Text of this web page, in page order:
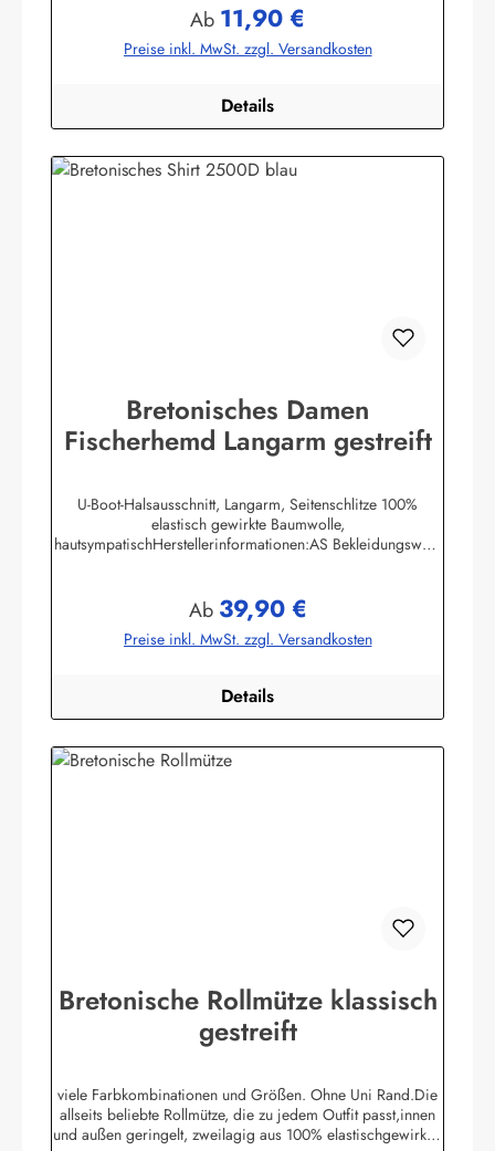
Bekleidungswerk GmbHHeglitzer Str. 1226409
Wittmundinfo@modas-bekleidung.de
Regulärer Preis:
Ab 11,90 €
Preise inkl. MwSt. zzgl. Versandkosten
Details
Bretonisches Damen
Fischerhemd Langarm gestreift
U-Boot-Halsausschnitt, Langarm, Seitenschlitze 100%
elastisch gewirkte Baumwolle,
hautsympatischHerstellerinformationen:AS Bekleidungswerk
Regulärer Preis:
Ab 39,90 €
Preise inkl. MwSt. zzgl. Versandkosten
Details
Bretonische Rollmütze klassisch
gestreift
viele Farbkombinationen und Größen. Ohne Uni Rand.Die
allseits beliebte Rollmütze, die zu jedem Outfit passt,innen
und außen geringelt, zweilagig aus 100% elastischgewirkter